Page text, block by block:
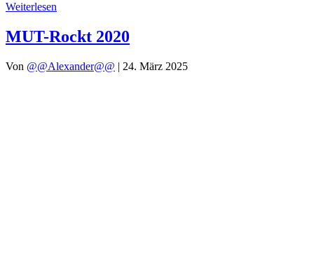
Weiterlesen
MUT-Rockt 2020
Von @@Alexander@@ | 24. März 2025